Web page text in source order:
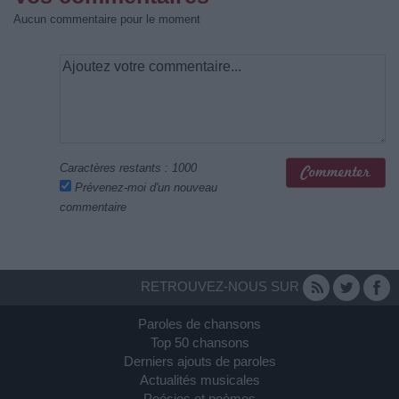
Aucun commentaire pour le moment
Caractères restants : 1000
Prévenez-moi d'un nouveau
commentaire
RETROUVEZ-NOUS SUR
Paroles de chansons
Top 50 chansons
Derniers ajouts de paroles
Actualités musicales